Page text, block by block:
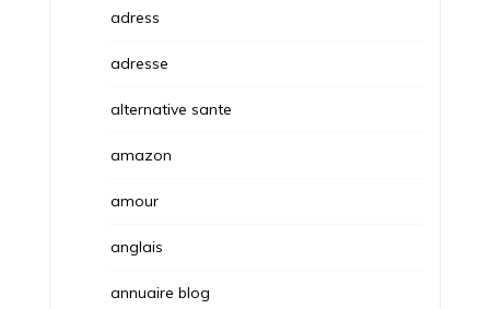
adress
adresse
alternative sante
amazon
amour
anglais
annuaire blog